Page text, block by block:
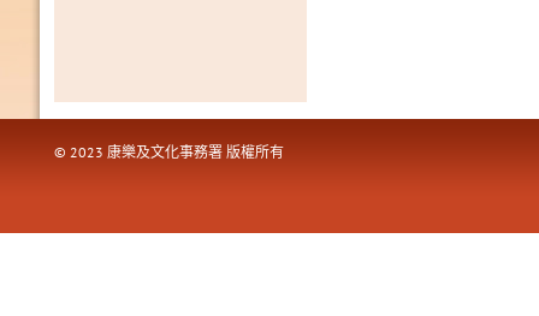
© 2023 康樂及文化事務署 版權所有